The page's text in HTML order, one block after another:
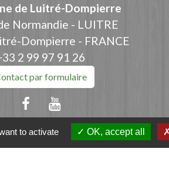
de Luitré-Dompierre
Normandie - LUITRE
Dompierre - FRANCE
2 99 97 91 26
par formulaire
to activate OK, accept all